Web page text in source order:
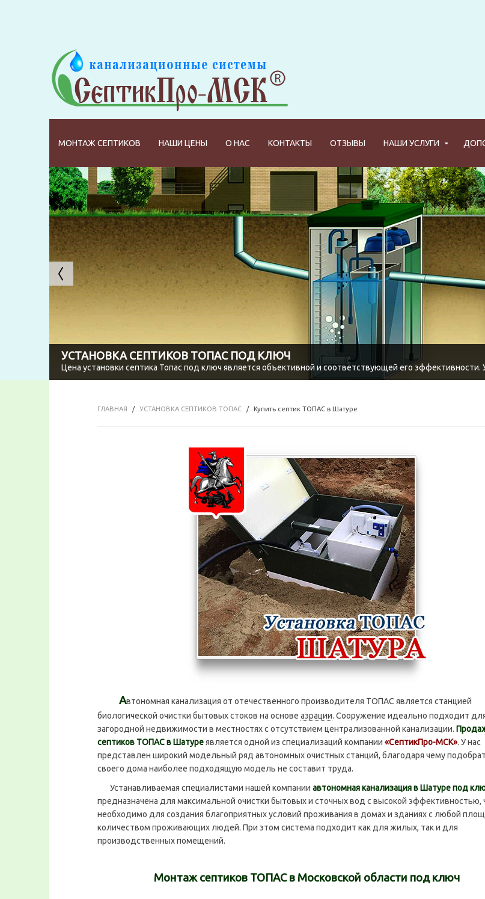
МОНТАЖ СЕПТИКОВ НАШИ ЦЕНЫ О НАС КОНТАКТЫ ОТЗЫВЫ НАШИ УСЛУГИ
УСТАНОВКА СЕПТИКОВ ТОПАС ПОД КЛЮЧ
Цена установки септика Топас под ключ является объективной и соответствующей его
ГЛАВНАЯ УСТАНОВКА СЕПТИКОВ ТОПАС Купить септик ТОПАС в Шатуре
Автономная канализация от отечественного производителя ТОПАС является станцией
биологической очистки бытовых стоков на основе аэрации. Сооружение идеально подходит
загородной недвижимости в местностях с отсутствием централизованной канализации.
септиков ТОПАС в Шатуреявляется одной из специализаций компании «СептикПро-МСК». У нас
представлен широкий модельный ряд автономных очистных станций, благодаря чему
своего дома наиболее подходящую модель не составит труда.
Устанавливаемая специалистами нашей компании автономная канализация в Шатуре под
предназначена для максимальной очистки бытовых и сточных вод с высокой эффективностью,
необходимо для создания благоприятных условий проживания в домах и зданиях с любой
количеством проживающих людей. При этом система подходит как для жилых, так и для
производственных помещений.
Монтаж септиков ТОПАС в Московской области под ключ